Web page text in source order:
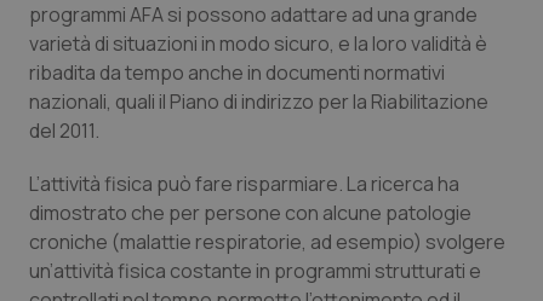
programmi AFA si possono adattare ad una grande
varietà di situazioni in modo sicuro, e la loro validità è
ribadita da tempo anche in documenti normativi
nazionali, quali il Piano di indirizzo per la Riabilitazione
del 2011.
L’attività fisica può fare risparmiare. La ricerca ha
dimostrato che per persone con alcune patologie
croniche (malattie respiratorie, ad esempio) svolgere
un’attività fisica costante in programmi strutturati e
Nome
Fornitore/Dominio
VISITOR_PRIVACY_METADATA
YouTube
.youtube.com